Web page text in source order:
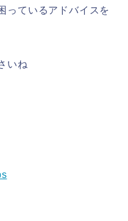
っているアドバイスを
いね